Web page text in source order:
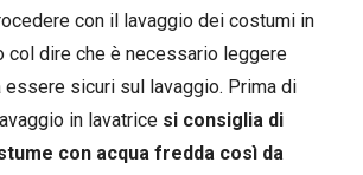
con il lavaggio dei costumi in
col dire che è necessario leggere
essere sicuri sul lavaggio. Prima di
in lavatrice si consiglia di
con acqua fredda così da